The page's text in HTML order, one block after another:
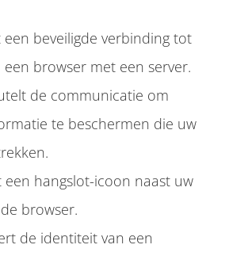
een beveiligde verbinding tot
browser met een server.
de communicatie om
te beschermen die uw
een hangslot-icoon naast uw
browser.
de identiteit van een